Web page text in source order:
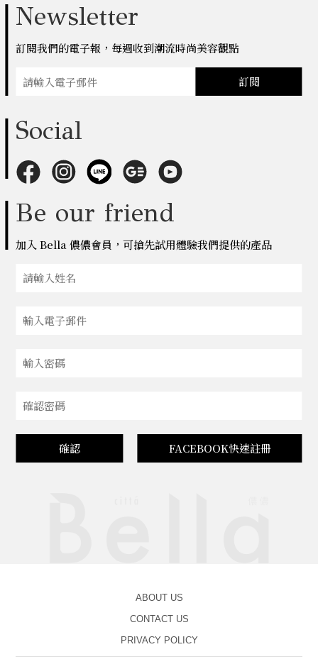
Newsletter
訂閱我們的電子報，每週收到潮流時尚美容觀點
訂閱
Social
Be our friend
加入 Bella 儂儂會員，可搶先試用體驗我們提供的產品
確認 FACEBOOK快速註冊
ABOUT US
CONTACT US
PRIVACY POLICY